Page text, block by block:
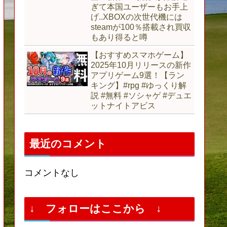
ぎて本国ユーザーもお手上
げ..XBOXの次世代機には
steamが100％搭載され買収
もあり得ると噂
【おすすめスマホゲーム】
2025年10月リリースの新作
アプリゲーム9選！【ラン
キング】#rpg #ゆっくり解
説 #無料 #ソシャゲ #デュエ
ットナイトアビス
最近のコメント
コメントなし
↓ フォローはここから ↓